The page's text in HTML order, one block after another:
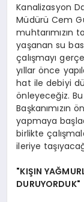
Kanalizasyon
Müdürü Cem
muhtarımızın
yaşanan su
çalışmayı
yıllar önce
hat ile debiyi
önleyeceğiz.
Başkanımızın
yapmaya
birlikte
ileriye
"KIŞIN
DURUYORDUK"